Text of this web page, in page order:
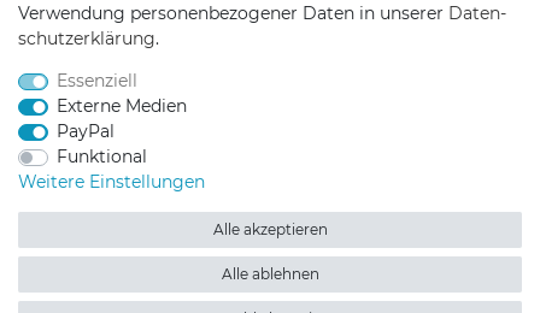
*Alle Preise inkl. MwSt., zzgl. Versandkosten
Verwendung personenbezogener Daten in unserer Daten­
schutz­erklärung.
Essenziell
Externe Medien
PayPal
Funktional
Weitere Einstellungen
Alle akzeptieren
Alle ablehnen